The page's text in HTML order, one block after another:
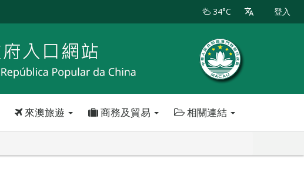
34°C 登入
來澳旅遊 商務及貿易 相關連結